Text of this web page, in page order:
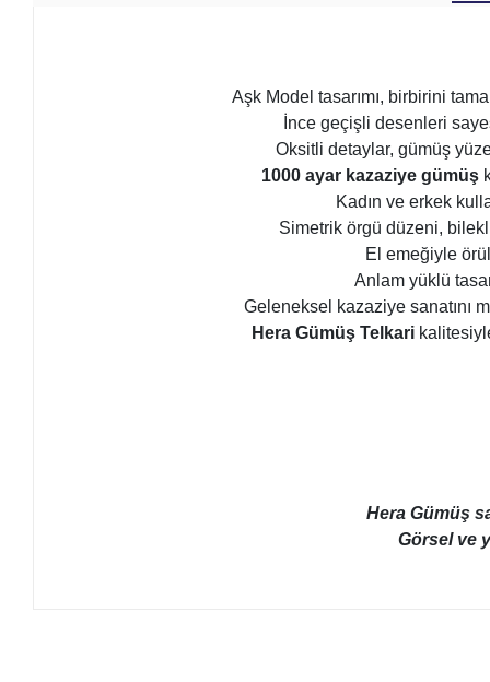
Aşk Model tasarımı, birbirini
İnce geçişli desenleri
Oksitli detaylar, gümüş
1000 ayar kazaziye gümüş
Kadın ve erkek
Simetrik örgü düzeni,
El emeğiyle
Anlam yüklü
Geleneksel kazaziye sanatını
Hera Gümüş Telkari
Hera Gümüş
Görsel ve